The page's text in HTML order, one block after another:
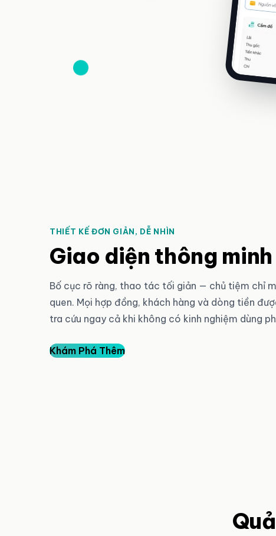
THIẾT KẾ ĐƠN GIẢN, DỄ NHÌN
Giao diện thông minh
Bố cục rõ ràng, thao tác tối giản — chủ tiệm chỉ
quen. Mọi hợp đồng, khách hàng và dòng tiền
tra cứu ngay cả khi không có kinh nghiệm dùng
Khám Phá Thêm